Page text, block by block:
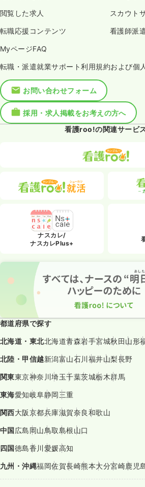
閲覧した求人 スカウト
転職応援コンテンツ 看護師派
MyページFAQ
転職・派遣就業サポート利用規約および個
お問い合わせフォーム
採用・求人掲載をお考えの方へ
看護roo!の関連サービ
ナスカレ/
ナスカレPlus+
都道府県で探す
北海道・東北北海道青森岩手宮城秋田山形
北陸・甲信越新潟富山石川福井山梨長野
関東東京神奈川埼玉千葉茨城栃木群馬
東海愛知岐阜静岡三重
関西大阪京都兵庫滋賀奈良和歌山
中国広島岡山鳥取島根山口
四国徳島香川愛媛高知
九州・沖縄福岡佐賀長崎熊本大分宮崎鹿児